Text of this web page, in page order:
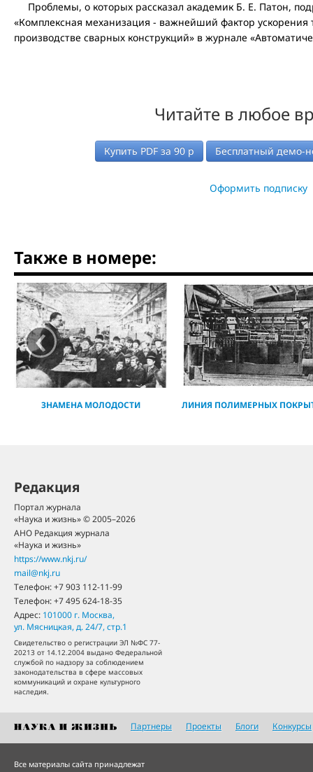
Проблемы, о которых рассказал академик Б. Е. Патон,
«Комплексная механизация - важнейший фактор ускорения
производстве сварных конструкций» в журнале
Читайте в любое
Купить PDF за90 р Бесплатный демо-
Оформить подписку
Также в номере:
ЗНАМЕНА МОЛОДОСТИ ЛИНИЯ ПОЛИМЕРНЫХ
‹
Редакция
Портал журнала
«Наука и жизнь» © 2005–2026
АНО Редакция журнала
«Наука и жизнь»
https://www.nkj.ru/
mail@nkj.ru
Телефон:+7 903 112-11-99
Телефон:+7 495 624-18-35
Адрес: 101000 г. Москва,
ул. Мясницкая, д. 24/7, стр.1
Свидетельство о регистрации ЭЛ №ФС 77-
20213 от 14.12.2004 выдано Федеральной
службой по надзору за соблюдением
законодательства в сфере массовых
коммуникаций и охране культурного
наследия.
Партнеры Проекты Блоги Конкурсы
Все материалы сайта принадлежат